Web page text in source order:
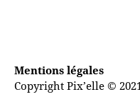
Mentions légales
Copyright Pix’elle ©